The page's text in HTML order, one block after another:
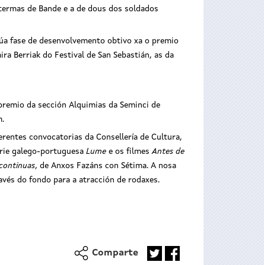
de Bande e a de dous dos soldados
fase de desenvolvemento obtivo xa o premio
Berriak do Festival de San Sebastián, as da
da sección Alquimias da Seminci de
convocatorias da Consellería de Cultura,
galego-portuguesa Lume e os filmesAntes de
, de Anxos Fazáns con Sétima. A nosa
do fondo para a atracción de rodaxes.
Comparte